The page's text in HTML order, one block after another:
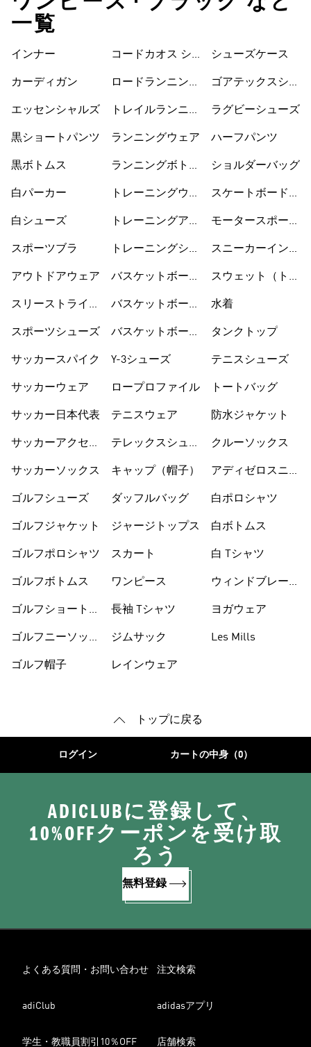
一覧
インナー
カーディガン
エッセンシャルズ
黒ショートパンツ
黒ボトムス
白パーカー
白シューズ
スポーツブラ
アウトドアウェア
スリーストライプ
スポーツシューズ
サッカースパイク
サッカーウェア
サッカー日本代表
サッカーアクセサ
サッカーソックス
ゴルフシューズ
ゴルフジャケット
ゴルフポロシャツ
ゴルフボトムス
ゴルフショートパ
ゴルフニーソック
ゴルフ帽子
コードカオス シ
ロードランニング
トレイルランニン
ランニングウェア
ランニングボトム
トレーニングウェ
トレーニングアク
トレーニングシュ
バスケットボール
バスケットボール
バスケットボール
Y-3シューズ
ロープロファイル
テニスウェア
テレックスシュー
キャップ（帽子）
ダッフルバッグ
ジャージトップス
スカート
ワンピース
長袖 Tシャツ
ジムサック
レインウェア
シューズケース
ゴアテックスシュ
ラグビーシューズ
ハーフパンツ
ショルダーバッグ
スケートボードシ
モータースポーツ
スニーカーインソ
スウェット（トレ
水着
タンクトップ
テニスシューズ
トートバッグ
防水ジャケット
クルーソックス
アディゼロスニー
白ポロシャツ
白ボトムス
白 Tシャツ
ウィンドブレーカ
ヨガウェア
Les Mills
トップに戻る
ログイン カートの中身（0）
ADICLUBに登録して、
10%OFFクーポンを受け取
ろう
無料登録
よくある質問・お問い合わせ 注文検索
adiClub adidasアプリ
学生・教職員割引10％OFF 店舗検索